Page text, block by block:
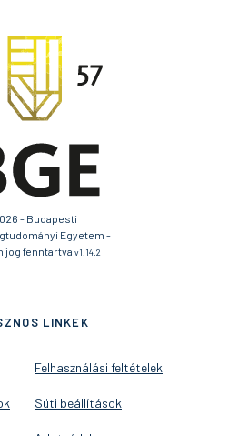
- Budapesti
Egyetem -
jog fenntartva v1.14.2
LINKEK
Felhasználási feltételek
Süti beállítások